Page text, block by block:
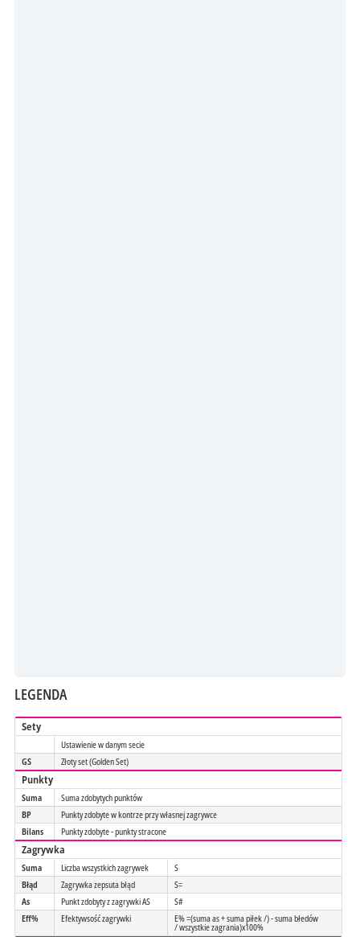
LEGENDA
Sety
Ustawienie w danym secie
GS
Złoty set (Golden Set)
Punkty
Suma
Suma zdobytych punktów
BP
Punkty zdobyte w kontrze przy własnej zagrywce
Bilans
Punkty zdobyte - punkty stracone
Zagrywka
Suma Liczba wszystkich zagrywek
S
Błąd
Zagrywka zepsuta błąd
S=
As
Punkt zdobyty z zagrywki AS
S#
Eff%
Efektywsość zagrywki E% =(suma as + suma piłek /) - suma błedów
/ wszystkie zagrania)x100%